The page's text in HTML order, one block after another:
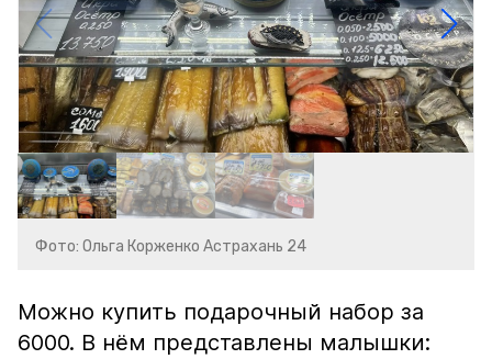
Фото: Ольга Корженко Астрахань 24
Можно купить подарочный набор за
6000. В нём представлены малышки: